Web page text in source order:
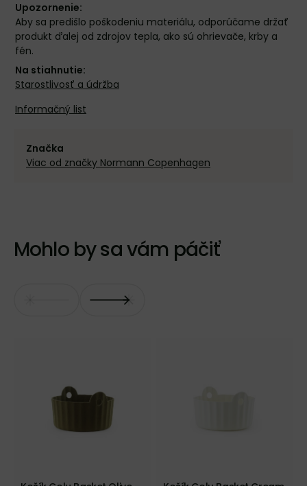
Upozornenie:
Aby sa predišlo poškodeniu materiálu, odporúčame držať
produkt ďalej od zdrojov tepla, ako sú ohrievače, krby a
fén.
Na stiahnutie:
Starostlivosť a údržba
Informačný list
Značka
Viac od značky Normann Copenhagen
Mohlo by sa vám páčiť